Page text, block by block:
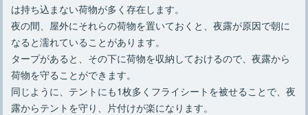
は持ち込まない荷物が多く存在します。
夜の間、屋外にそれらの荷物を置いておくと、夜露が原因で朝に
なると濡れていることがあります。
タープがあると、その下に荷物を収納しておけるので、夜露から
荷物を守ることができます。
同じように、テントにも1枚多くフライシートを被せることで、夜
露からテントを守り、片付けが楽になります。